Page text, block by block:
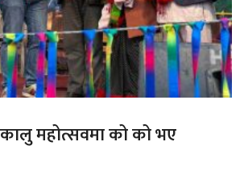
महोत्सवमा को को भए